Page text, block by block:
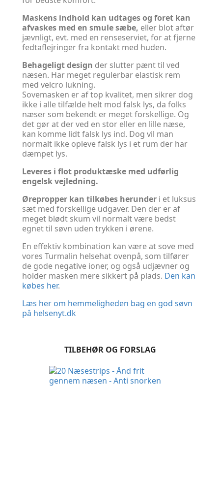
Maskens indhold kan udtages og foret kan
afvaskes med en smule sæbe, eller blot aftør
jævnligt, evt. med en renseserviet, for at fjerne
fedtaflejringer fra kontakt med huden.
Behageligt design der slutter pænt til ved
næsen. Har meget regulerbar elastisk rem
med velcro lukning.
Sovemasken er af top kvalitet, men sikrer dog
ikke i alle tilfælde helt mod falsk lys, da folks
næser som bekendt er meget forskellige. Og
det gør at der ved en stor eller en lille næse,
kan komme lidt falsk lys ind. Dog vil man
normalt ikke opleve falsk lys i et rum der har
dæmpet lys.
Leveres i flot produktæske med udførlig
engelsk vejledning.
Ørepropper kan tilkøbes herunder i et luksus
sæt med forskellige udgaver. Den der er af
meget blødt skum vil normalt være bedst
egnet til søvn uden trykken i ørene.
En effektiv kombination kan være at sove med
vores Turmalin helsehat ovenpå, som tilfører
de gode negative ioner, og også udjævner og
holder masken mere sikkert på plads. Den kan
købes her.
Læs her om hemmeligheden bag en god søvn
på helsenyt.dk
TILBEHØR OG FORSLAG